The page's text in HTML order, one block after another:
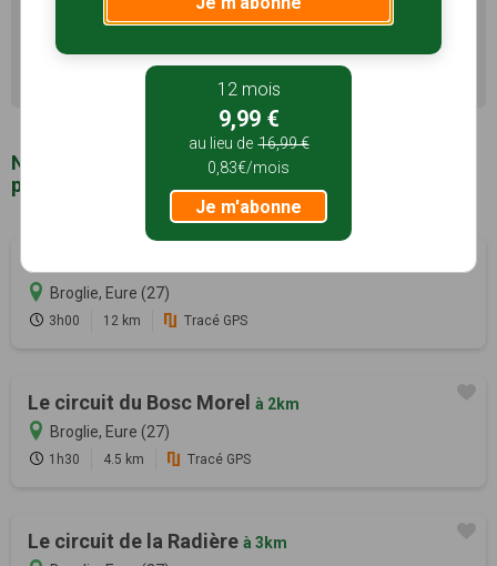
(27) pour découvrir le terroir
Recherche avancée Chamblac
Notre sélection de sentiers de randonnée à
proximité de Chamblac (27)
Broglie, Eure (27)
3h00 12 km Tracé GPS
Le circuit du Bosc Morel à 2km
Broglie, Eure (27)
1h30 4.5 km Tracé GPS
Le circuit de la Radière à 3km
12 mois
9,99 €
au lieu de 16,99 €
0,83€/mois
Je m'abonne